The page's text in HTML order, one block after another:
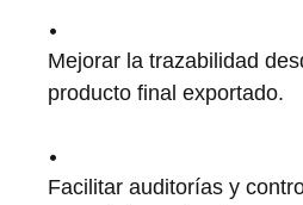
Mejorar la trazabilidad
producto final exportado.
Facilitar auditorías y